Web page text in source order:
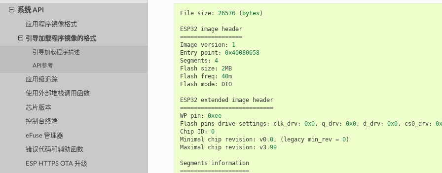
系统 API
应用程序镜像格式
引导加载程序镜像的格式
引导加载程序描述
API参考
应用级追踪
使用外部堆栈调用函数
芯片版本
控制台终端
eFuse 管理器
错误代码和辅助函数
ESP HTTPS OTA 升级
File size: 26576 ( bytes )
ESP32 image
header
==================
Image version:
1
Entry point :
0x40080658
Segments :
4
Flash size: 2MB
Flash freq: 40m
Flash mode: DIO
ESP32 extended image
header
===========================
WP pin:
0xee
Flash pins drive settings : clk_drv: 0x0, q_drv: 0x0, d_drv: 0x0, cs0_drv:
Chip ID:
0
Minimal
chip revision: v0.0, ( legacy min_rev = 0)
Maximal
chip revision: v3.99
Segments
information
====================